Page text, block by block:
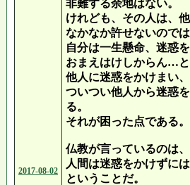
2017-08-02
非難する余地はない。
けれども、その人は、
なかなか許せないので
自分は一生懸命、迷惑
おまえはけしからん…
他人に迷惑をかけまい
ついつい他人から迷惑
る。
それが困った点である。
仏教が言っているのは、
人間は迷惑をかけずに
ということだ。